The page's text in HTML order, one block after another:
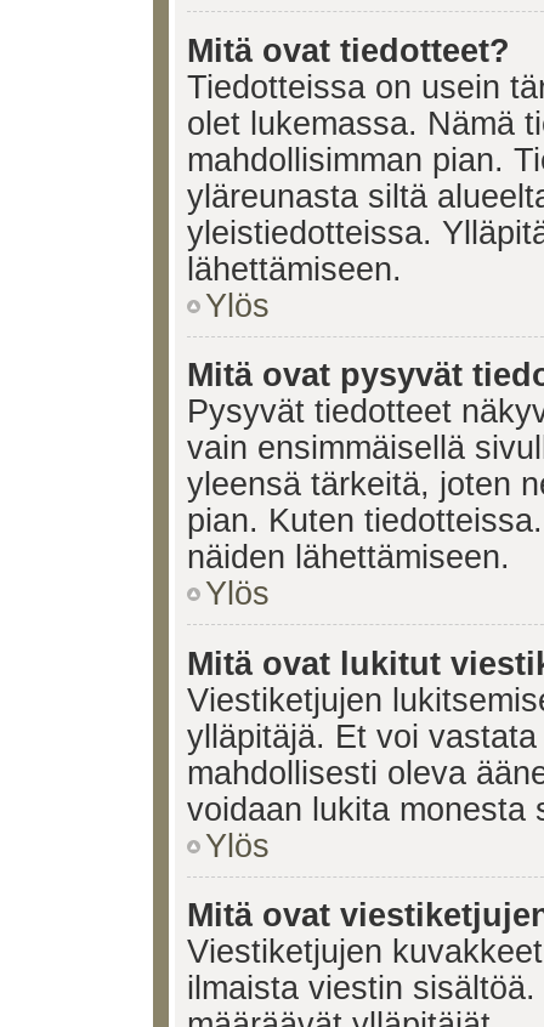
Mitä ovat tiedotteet?
Tiedotteissa on usein
olet lukemassa. Nämä
mahdollisimman pian.
yläreunasta siltä
yleistiedotteissa.
lähettämiseen.
Ylös
Mitä ovat pysyvät
Pysyvät tiedotteet
vain ensimmäisellä
yleensä tärkeitä, joten
pian. Kuten
näiden lähettämiseen.
Ylös
Mitä ovat lukitut
Viestiketjujen
ylläpitäjä. Et voi
mahdollisesti oleva
voidaan lukita monesta
Ylös
Mitä ovat
Viestiketjujen
ilmaista viestin